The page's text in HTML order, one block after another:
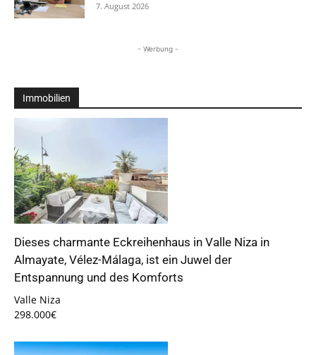
7. August 2026
- Werbung -
Immobilien
Dieses charmante Eckreihenhaus in Valle Niza in
Almayate, Vélez-Málaga, ist ein Juwel der
Entspannung und des Komforts
Valle Niza
298.000€